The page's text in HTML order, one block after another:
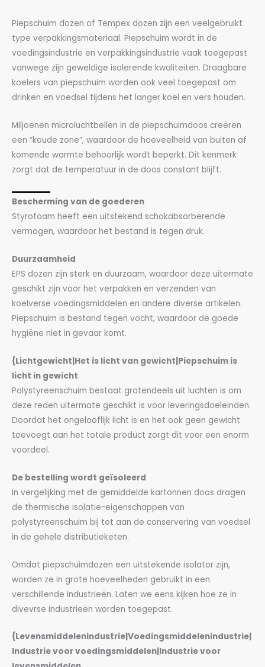
Piepschuim dozen of Tempex dozen zijn een veelgebruikt
type verpakkingsmateriaal. Piepschuim wordt in de
voedingsindustrie en verpakkingsindustrie vaak toegepast
vanwege zijn geweldige isolerende kwaliteiten. Draagbare
koelers van piepschuim worden ook veel toegepast om
drinken en voedsel tijdens het langer koel en vers houden.
Miljoenen microluchtbellen in de piepschuimdoos creëren
een “koude zone”, waardoor de hoeveelheid van buiten af
komende warmte behoorlijk wordt beperkt. Dit kenmerk
zorgt dat de temperatuur in de doos constant blijft.
Bescherming van de goederen
Styrofoam heeft een uitstekend schokabsorberende
vermogen, waardoor het bestand is tegen druk.
Duurzaamheid
EPS dozen zijn sterk en duurzaam, waardoor deze uitermate
geschikt zijn voor het verpakken en verzenden van
koelverse voedingsmiddelen en andere diverse artikelen.
Piepschuim is bestand tegen vocht, waardoor de goede
hygiëne niet in gevaar komt.
{Lichtgewicht|Het is licht van gewicht|Piepschuim is
licht in gewicht
Polystyreenschuim bestaat grotendeels uit luchten is om
deze reden uitermate geschikt is voor leveringsdoeleinden.
Doordat het ongelooflijk licht is en het ook geen gewicht
toevoegt aan het totale product zorgt dit voor een enorm
voordeel.
De bestelling wordt geïsoleerd
In vergelijking met de gemiddelde kartonnen doos dragen
de thermische isolatie-eigenschappen van
polystyreenschuim bij tot aan de conservering van voedsel
in de gehele distributieketen.
Omdat piepschuimdozen een uitstekende isolator zijn,
worden ze in grote hoeveelheden gebruikt in een
verschillende industrieën. Laten we eens kijken hoe ze in
divevrse industrieën worden toegepast.
{Levensmiddelenindustrie|Voedingsmiddelenindustrie|
Industrie voor voedingsmiddelen|Industrie voor